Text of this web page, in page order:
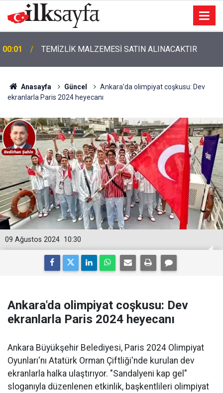
00:01 TEMİZLİK MALZEMESİ SATIN ALINACAKTIR
Anasayfa Güncel
Ankara'da olimpiyat coşkusu: Dev
ekranlarla Paris 2024 heyecanı
10:30
09 Ağustos 2024
Ankara'da olimpiyat coşkusu: Dev
ekranlarla Paris 2024 heyecanı
Ankara Büyükşehir Belediyesi, Paris 2024 Olimpiyat
Oyunları'nı Atatürk Orman Çiftliği'nde kurulan dev
ekranlarla halka ulaştırıyor. "Sandalyeni kap gel"
sloganıyla düzenlenen etkinlik, başkentlileri olimpiyat